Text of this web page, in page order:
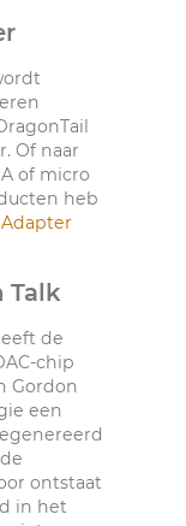
Of naar
of micro
heb
Talk
de
chip
Gordon
een
ontstaat
in het